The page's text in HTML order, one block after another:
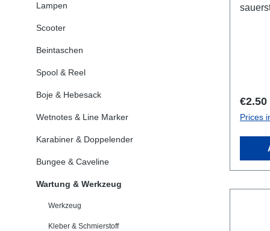
Lampen
Scooter
Beintaschen
Spool & Reel
Boje & Hebesack
Wetnotes & Line Marker
Karabiner & Doppelender
Bungee & Caveline
Wartung & Werkzeug
Werkzeug
Kleber & Schmierstoff
€2.50
Prices